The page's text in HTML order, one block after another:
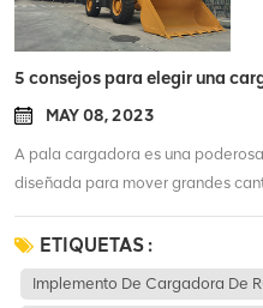
5 consejos para elegir una
MAY 08, 2023
A pala cargadora es una
diseñada para mover grandes
agricultura. Elegir la cargadora de
abrumadora, pero con la
decisión informada. Aquí hay
ETIQUETAS :
Implemento De Cargadora De